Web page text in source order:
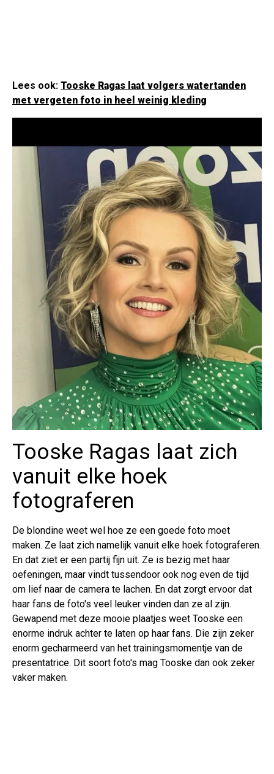
Lees ook: Tooske Ragas laat volgers watertanden
met vergeten foto in heel weinig kleding
Tooske Ragas laat zich
vanuit elke hoek
fotograferen
De blondine weet wel hoe ze een goede foto moet
maken. Ze laat zich namelijk vanuit elke hoek fotograferen.
En dat ziet er een partij fijn uit. Ze is bezig met haar
oefeningen, maar vindt tussendoor ook nog even de tijd
om lief naar de camera te lachen. En dat zorgt ervoor dat
haar fans de foto's veel leuker vinden dan ze al zijn.
Gewapend met deze mooie plaatjes weet Tooske een
enorme indruk achter te laten op haar fans. Die zijn zeker
enorm gecharmeerd van het trainingsmomentje van de
presentatrice. Dit soort foto's mag Tooske dan ook zeker
vaker maken.